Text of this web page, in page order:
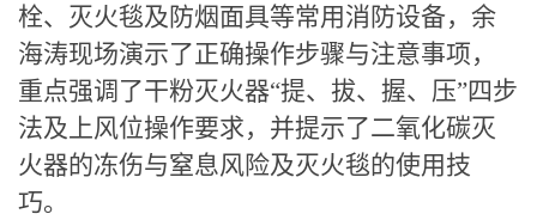
栓、灭火毯及防烟面具等常用消防设备，余
海涛现场演示了正确操作步骤与注意事项，
重点强调了干粉灭火器“提、拔、握、压”四步
法及上风位操作要求，并提示了二氧化碳灭
火器的冻伤与窒息风险及灭火毯的使用技
巧。